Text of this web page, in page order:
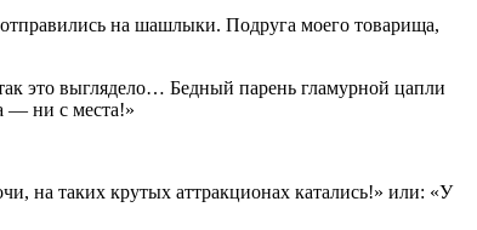
на шашлыки. Подруга моего товарища,
это выглядело… Бедный парень гламурной цапли
— ни с места!»
на таких крутых аттракционах катались!» или: «У